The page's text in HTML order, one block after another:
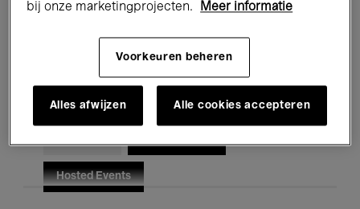
Elektronische Muziek
Voor iedereen Kids’ Palace
Hosted Events
bij onze marketingprojecten.
Meer informatie
Voorkeuren beheren
Alles afwijzen Alle cookies accepteren